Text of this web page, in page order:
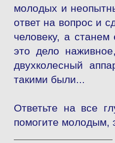
молодых и
ответ на вопрос и
человеку, а
это дело
двухколесный
такими были...
Ответьте на все
помогите молодым,